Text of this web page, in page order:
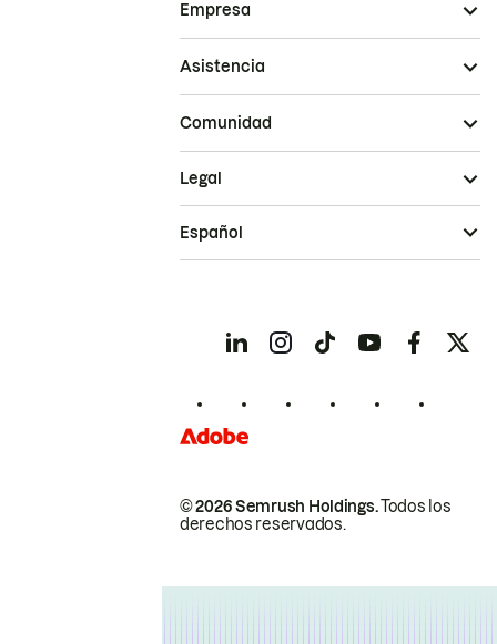
Empresa
Asistencia
Comunidad
© 2026 Semrush Holdings.Todos los
derechos reservados.
Legal
Español